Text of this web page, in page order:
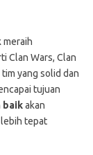
meraih
Clan Wars, Clan
yang solid dan
tujuan
baikakan
tepat